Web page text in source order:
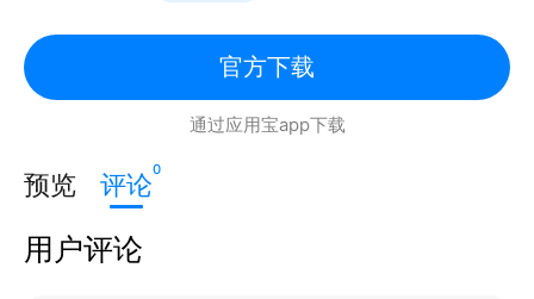
官方下载
通过应用宝app下载
预览 评论0
用户评论